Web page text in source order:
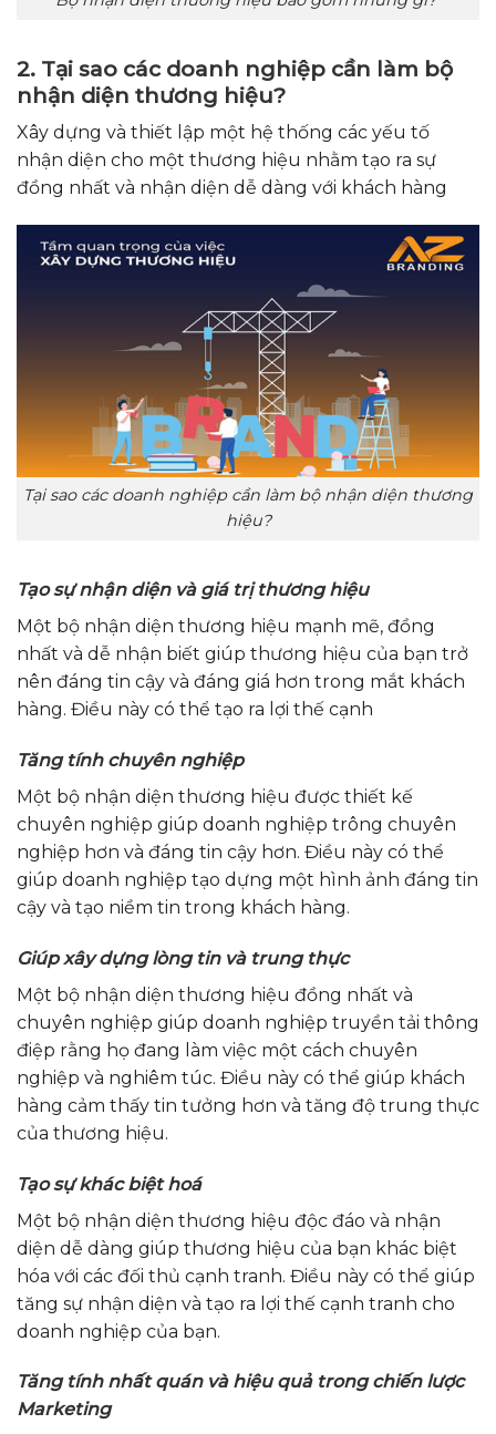
2. Tại sao các doanh nghiệp cần làm bộ
nhận diện thương hiệu?
Xây dựng và thiết lập một hệ thống các yếu tố
nhận diện cho một thương hiệu nhằm tạo ra sự
đồng nhất và nhận diện dễ dàng với khách hàng
Tại sao các doanh nghiệp cần làm bộ nhận diện thương
hiệu?
Tạo sự nhận diện và giá trị thương hiệu
Một bộ nhận diện thương hiệu mạnh mẽ, đồng
nhất và dễ nhận biết giúp thương hiệu của bạn trở
nên đáng tin cậy và đáng giá hơn trong mắt khách
hàng. Điều này có thể tạo ra lợi thế cạnh
Tăng tính chuyên nghiệp
Một bộ nhận diện thương hiệu được thiết kế
chuyên nghiệp giúp doanh nghiệp trông chuyên
nghiệp hơn và đáng tin cậy hơn. Điều này có thể
giúp doanh nghiệp tạo dựng một hình ảnh đáng tin
cậy và tạo niềm tin trong khách hàng.
Giúp xây dựng lòng tin và trung thực
Một bộ nhận diện thương hiệu đồng nhất và
chuyên nghiệp giúp doanh nghiệp truyền tải thông
điệp rằng họ đang làm việc một cách chuyên
nghiệp và nghiêm túc. Điều này có thể giúp khách
hàng cảm thấy tin tưởng hơn và tăng độ trung thực
của thương hiệu.
Tạo sự khác biệt hoá
Một bộ nhận diện thương hiệu độc đáo và nhận
diện dễ dàng giúp thương hiệu của bạn khác biệt
hóa với các đối thủ cạnh tranh. Điều này có thể giúp
tăng sự nhận diện và tạo ra lợi thế cạnh tranh cho
doanh nghiệp của bạn.
Tăng tính nhất quán và hiệu quả trong chiến lược
Marketing